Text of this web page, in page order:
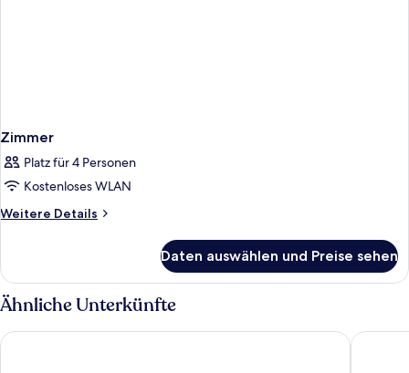
Zimmer
Platz für 4 Personen
Kostenloses WLAN
Weitere Details
Weitere
Daten auswählen und Preise sehen
Ähnliche Unterkünfte
Hotel Du Lac Gardone Riviera Hotel